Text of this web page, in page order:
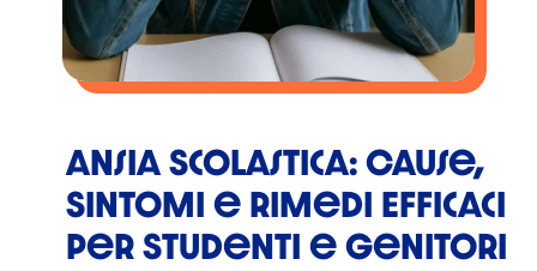
Ansia Scolastica: Cause,
Sintomi e Rimedi Efficaci
per Studenti e Genitori